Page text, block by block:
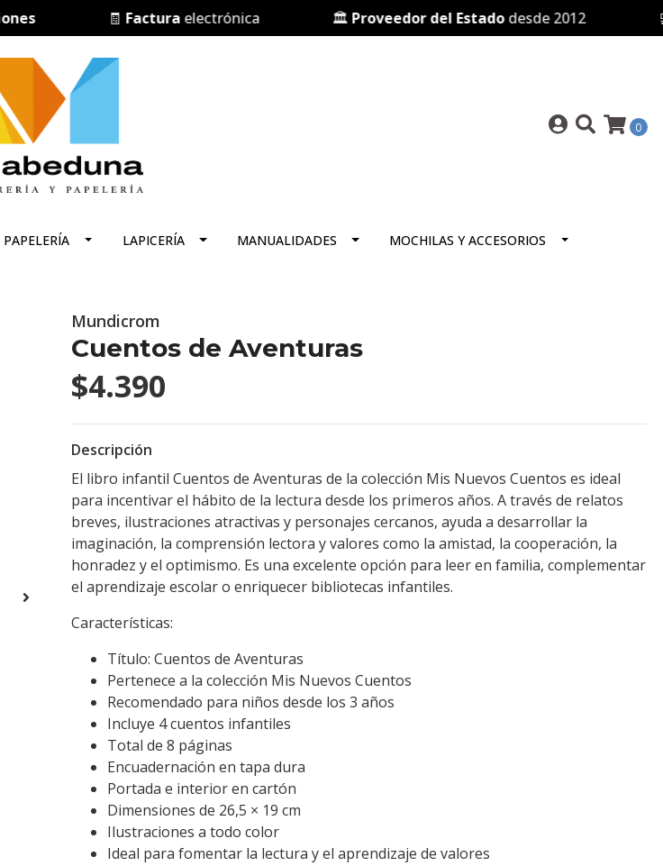
Facturaelectrónica Proveedor del Estadodesde 2012 🛒
0
PAPELERÍA LAPICERÍA MANUALIDADES MOCHILAS Y ACCESORIOS
Mundicrom
Cuentos de Aventuras
$4.390
Descripción
El libro infantil Cuentos de Aventuras de la colección Mis Nuevos Cuentos es ideal
para incentivar el hábito de la lectura desde los primeros años. A través de relatos
breves, ilustraciones atractivas y personajes cercanos, ayuda a desarrollar la
imaginación, la comprensión lectora y valores como la amistad, la cooperación, la
honradez y el optimismo. Es una excelente opción para leer en familia, complementar
el aprendizaje escolar o enriquecer bibliotecas infantiles.
Características:
Título: Cuentos de Aventuras
Pertenece a la colección Mis Nuevos Cuentos
Recomendado para niños desde los 3 años
Incluye 4 cuentos infantiles
Total de 8 páginas
Encuadernación en tapa dura
Portada e interior en cartón
Dimensiones de 26,5 × 19 cm
Ilustraciones a todo color
Ideal para fomentar la lectura y el aprendizaje de valores